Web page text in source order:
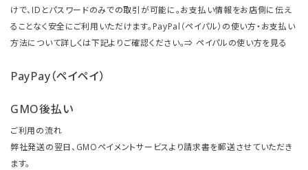
けで、IDとパスワードのみでの取引が可能に。お支払い情報をお店側に伝え
ることなく安全にご利用いただけます。PayPal（ペイパル）の使い方・お支払い
方法について詳しくは下記よりご確認ください。⇒ ペイパルの使い方を見る
PayPay（ペイペイ）
GMO後払い
ご利用の流れ
弊社発送の翌日、GMOペイメントサービスより請求書を郵送させていただき
ます。